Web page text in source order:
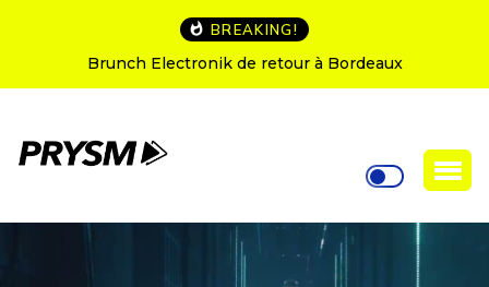
BREAKING!
L’Amnesia Ibiza fête ses 50 ans : le programme des
soirées d’ouverture